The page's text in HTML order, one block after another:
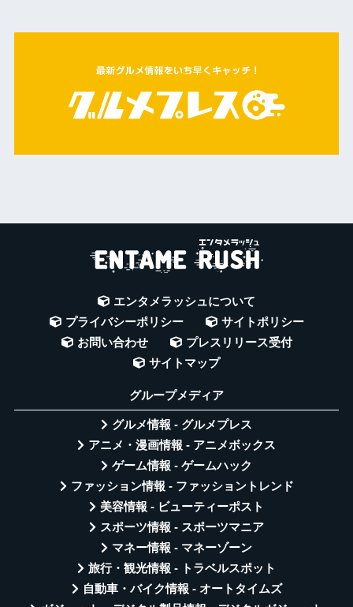
エンタメラッシュについて
プライバシーポリシー
サイトポリシー
お問い合わせ
プレスリリース受付
サイトマップ
グループメディア
グルメ情報 - グルメプレス
アニメ・漫画情報 - アニメボックス
ゲーム情報 - ゲームハック
ファッション情報 - ファッショントレンド
美容情報 - ビューティーポスト
スポーツ情報 - スポーツマニア
マネー情報 - マネーゾーン
旅行・観光情報 - トラベルスポット
自動車・バイク情報 - オートタイムズ